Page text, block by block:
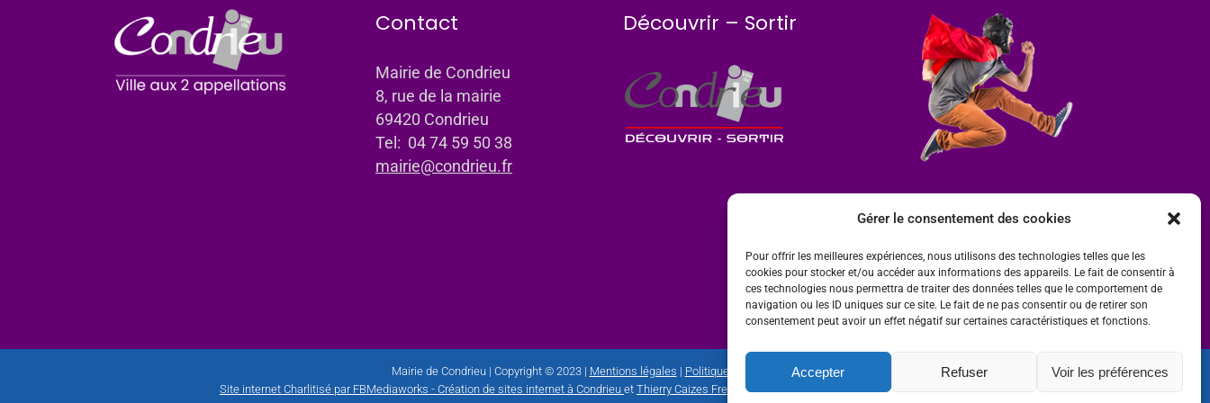
Gérer le consentement des cookies
Pour offrir les meilleures expériences, nous utilisons des technologies telles que les
cookies pour stocker et/ou accéder aux informations des appareils. Le fait de consentir à
ces technologies nous permettra de traiter des données telles que le comportement de
navigation ou les ID uniques sur ce site. Le fait de ne pas consentir ou de retirer son
consentement peut avoir un effet négatif sur certaines caractéristiques et fonctions.
Accepter Refuser Voir les préférences
Contact
Mairie de Condrieu
8, rue de la mairie
69420 Condrieu
Tel: 04 74 59 50 38
mairie@condrieu.fr
Découvrir – Sortir
Mairie de Condrieu | Copyright © 2023 | Mentions légales | Politique de confidentialité
Site internet Charlitisé par FBMediaworks - Création de sites internet à Condrieu et Thierry Caizes Freelance| Photos parOmbre et Matière - Photographe